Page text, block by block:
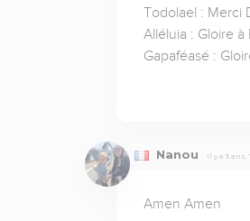
Todolael : Merci
Alléluia : Gloire à
Gapaféasé :
Nanou Il y a 3 ans,
Amen Amen